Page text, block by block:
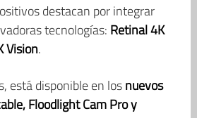
destacan por integrar
tecnologías: Retinal 4K
Vision.
está disponible en losnuevos
Floodlight Cam Pro y